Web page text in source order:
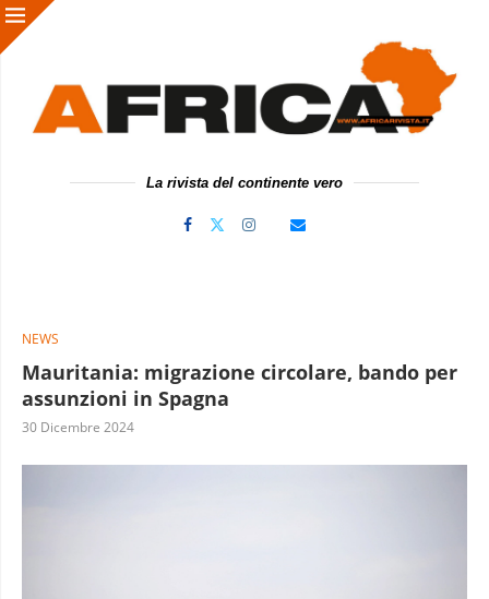
La rivista del continente vero
NEWS
Mauritania: migrazione circolare, bando per
assunzioni in Spagna
30 Dicembre 2024